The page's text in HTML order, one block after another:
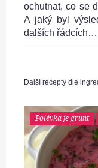
ochutnat, co se
A jaký byl
dalších řádcích…
Další recepty dle
Polévka je grunt